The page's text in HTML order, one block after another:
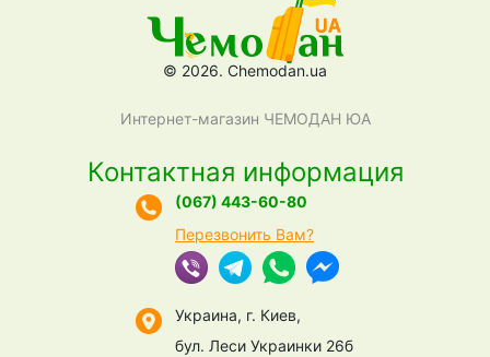
© 2026. Chemodan.ua
Интернет-магазин ЧЕМОДАН ЮА
Контактная информация
(067) 443-60-80
Перезвонить Вам?
Украина, г. Киев,
бул. Леси Украинки 26б